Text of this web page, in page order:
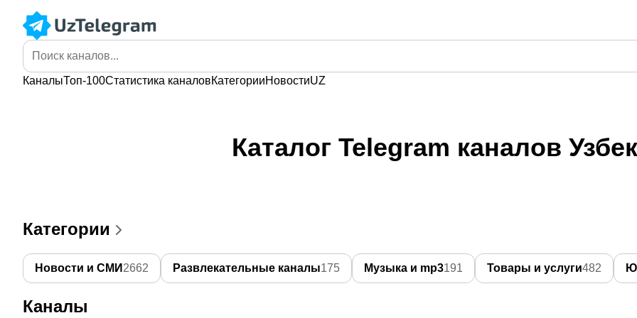
КаналыТоп-100Статистика каналовКатегорииНовостиUZ
Каталог Telegram каналов
Категории
Новости и СМИ 2662 Развлекательные каналы175 Музыка и mp3191 Товары и услуги482
Каналы